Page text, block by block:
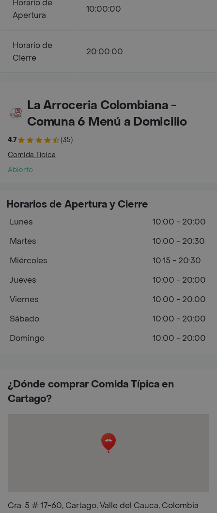
Horario de
Apertura
10:00:00
Horario de
Cierre
20:00:00
La Arroceria Colombiana -
Comuna 6 Menú a Domicilio
4.7
(35)
Comida Típica
Abierto
¿Dónde comprar Comida Típica en
Cartago?
Cra. 5 # 17-60, Cartago, Valle del Cauca, Colombia
Horarios de Apertura y Cierre
Lunes
10:00 - 20:00
Martes
10:00 - 20:30
Miércoles
10:15 - 20:30
Jueves
10:00 - 20:00
Viernes
10:00 - 20:00
Sábado
10:00 - 20:00
Domingo
10:00 - 20:00